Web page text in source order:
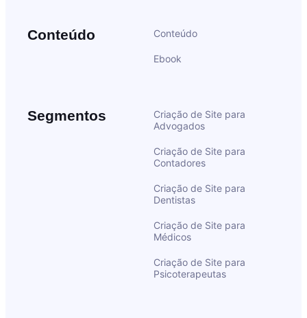
Conteúdo Conteúdo
Ebook
Segmentos
Criação de Site para
Advogados
Criação de Site para
Contadores
Criação de Site para
Dentistas
Criação de Site para
Médicos
Criação de Site para
Psicoterapeutas